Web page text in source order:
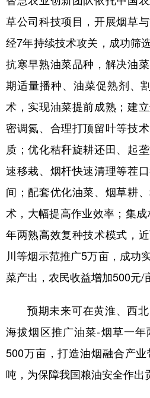
English Español
Русский язык
Deutsch Português
草公司科技项目，开展烟草
经7年持续技术攻关，成功筛
抗寒早熟油菜品种，解决油
期适量播种、油菜促熟剂、
术，实现油菜提前成熟；建
密调氮、合理打顶留叶等技
质；优化秸秆旋耕还田、起
速移栽、烟杆快速清理等茬
间；配套优化油菜、烟草耕
术，大幅提高作业效率；集
年两熟高效复种技术模式，
川等烟示范推广5万亩，成功
菜产出，农民收益增加500元/
预期未来可在黄淮、西
海拔烟区推广油菜-烟草一年
500万亩，打造油烟融合产
吨，为保障我国粮油安全作出